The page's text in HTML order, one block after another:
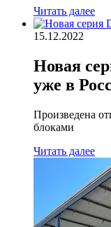
Читать далее
15.12.2022
Новая
уже в
Произведена
блоками
Читать далее